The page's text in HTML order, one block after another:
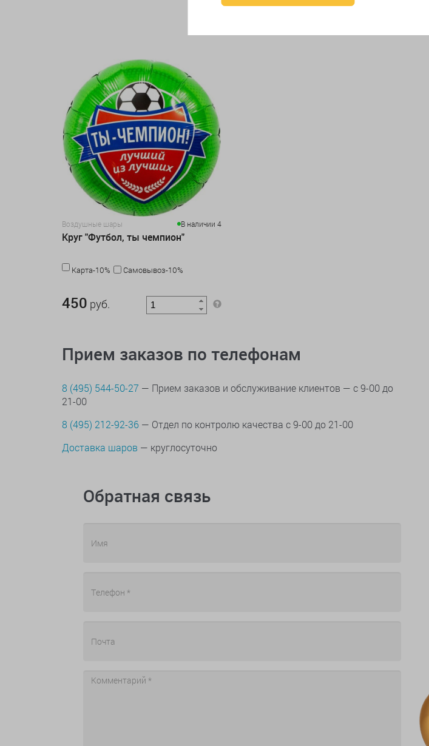
Воздушные шары В наличии 4
Круг "Футбол, ты чемпион"
Карта-10%
Самовывоз-10%
450 руб.
Прием заказов по телефонам
8 (495) 544-50-27 — Прием заказов и обслуживание клиентов — с 9-00 до
21-00
8 (495) 212-92-36 — Отдел по контролю качества с 9-00 до 21-00
Доставка шаров — круглосуточно
Обратная связь